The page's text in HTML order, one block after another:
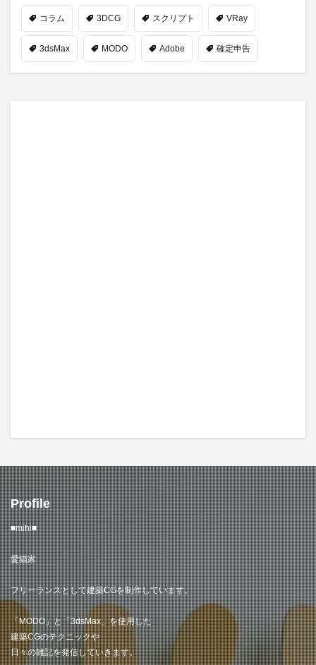
コラム 3DCG スクリプト VRay
3dsMax MODO Adobe 確定申告
Profile
■mihi■
愛猫家
フリーランスとして建築CGを制作しています。
「MODO」と「3dsMax」を使用した
建築CGのテクニックや
日々の雑記を発信していきます。